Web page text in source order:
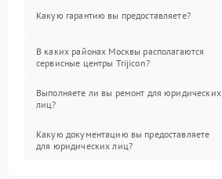
Какую гарантию вы предоставляете?
В каких районах Москвы располагаются
сервисные центры Trijicon?
Выполняете ли вы ремонт для юридических
лиц?
Какую документацию вы предоставляете
для юридических лиц?